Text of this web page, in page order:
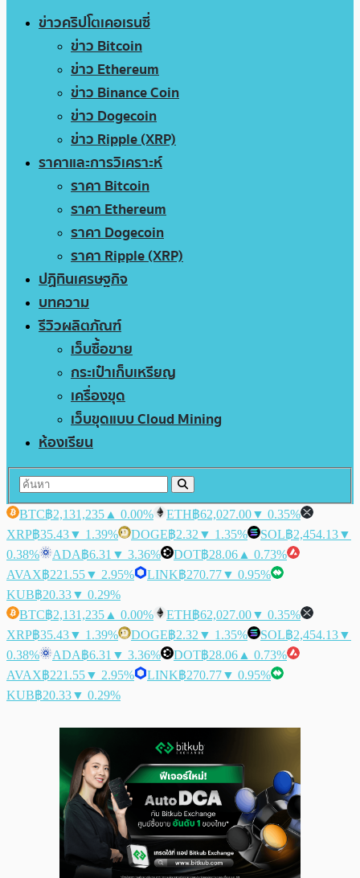
ข่าวคริปโตเคอเรนซี่
ข่าว Bitcoin
ข่าว Ethereum
ข่าว Binance Coin
ข่าว Dogecoin
ข่าว Ripple (XRP)
ราคาและการวิเคราะห์
ราคา Bitcoin
ราคา Ethereum
ราคา Dogecoin
ราคา Ripple (XRP)
ปฏิทินเศรษฐกิจ
บทความ
รีวิวผลิตภัณฑ์
เว็บซื้อขาย
กระเป๋าเก็บเหรียญ
เครื่องขุด
เว็บขุดแบบ Cloud Mining
ห้องเรียน
BTC฿2,131,235 ▲ 0.00% ETH฿62,027.00▼ 0.35%
XRP฿35.43▼ 1.39% DOGE฿2.32 ▼ 1.35% SOL฿2,454.13▼
0.38%
ADA฿6.31 ▼ 3.36% DOT฿28.06 ▲ 0.73%
AVAX฿221.55▼ 2.95% LINK฿270.77▼ 0.95%
KUB฿20.33▼ 0.29%
BTC฿2,131,235 ▲ 0.00% ETH฿62,027.00▼ 0.35%
XRP฿35.43▼ 1.39% DOGE฿2.32 ▼ 1.35% SOL฿2,454.13▼
0.38%
ADA฿6.31 ▼ 3.36% DOT฿28.06 ▲ 0.73%
AVAX฿221.55▼ 2.95% LINK฿270.77▼ 0.95%
KUB฿20.33▼ 0.29%